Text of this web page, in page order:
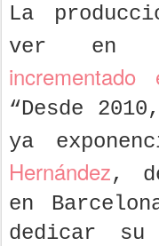
La
ver en
“Desde
ya
Hernández,
en
dedicar